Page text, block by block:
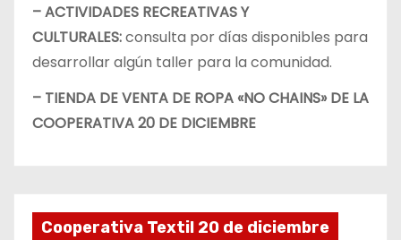
– ACTIVIDADES RECREATIVAS Y
CULTURALES:consulta por días disponibles para
desarrollar algún taller para la comunidad.
– TIENDA DE VENTA DE ROPA «NO CHAINS» DE LA
COOPERATIVA 20 DE DICIEMBRE
Cooperativa Textil 20 de diciembre